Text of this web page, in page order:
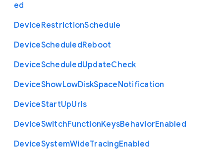
ed
DeviceRestrictionSchedule
DeviceScheduledReboot
DeviceScheduledUpdateCheck
DeviceShowLowDiskSpaceNotification
DeviceStartUpUrls
DeviceSwitchFunctionKeysBehaviorEnabled
DeviceSystemWideTracingEnabled